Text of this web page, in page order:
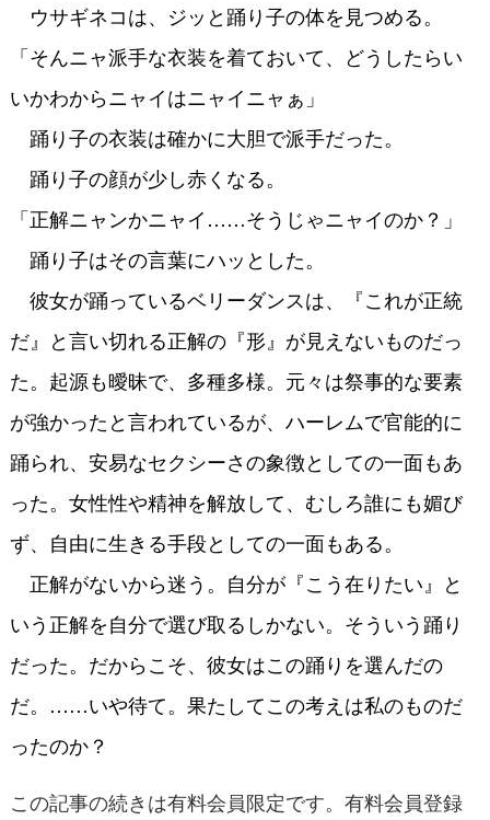
ウサギネコは、ジッと踊り子の体を見つめる。
「そんニャ派手な衣装を着ておいて、どうしたらい
いかわからニャイはニャイニャぁ」
踊り子の衣装は確かに大胆で派手だった。
踊り子の顔が少し赤くなる。
「正解ニャンかニャイ……そうじゃニャイのか？」
踊り子はその言葉にハッとした。
彼女が踊っているベリーダンスは、『これが正統
だ』と言い切れる正解の『形』が見えないものだっ
た。起源も曖昧で、多種多様。元々は祭事的な要素
が強かったと言われているが、ハーレムで官能的に
踊られ、安易なセクシーさの象徴としての一面もあ
った。女性性や精神を解放して、むしろ誰にも媚び
ず、自由に生きる手段としての一面もある。
正解がないから迷う。自分が『こう在りたい』と
いう正解を自分で選び取るしかない。そういう踊り
だった。だからこそ、彼女はこの踊りを選んだの
だ。……いや待て。果たしてこの考えは私のものだ
ったのか？
この記事の続きは有料会員限定です。有料会員登録